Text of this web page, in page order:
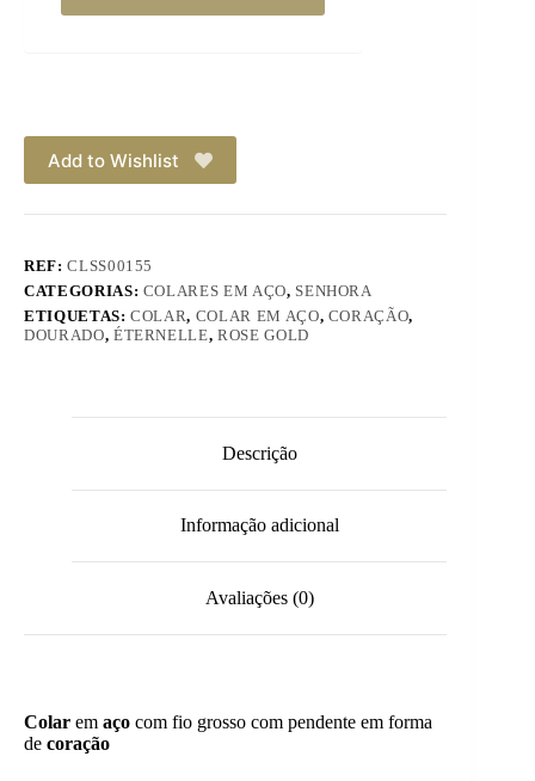
Add to Wishlist
REF:CLSS00155
CATEGORIAS: COLARES EM AÇO, SENHORA
ETIQUETAS:COLAR, COLAR EM AÇO, CORAÇÃO,
DOURADO, ÉTERNELLE,ROSE GOLD
Descrição
Informação adicional
Avaliações (0)
Colar em aço com fio grosso com pendente em forma
de coração